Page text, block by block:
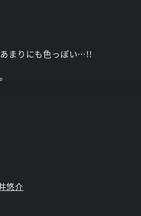
まりにも色っぽい…!!
悠介